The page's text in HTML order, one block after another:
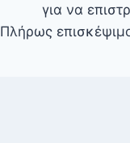
για να
Πλήρως